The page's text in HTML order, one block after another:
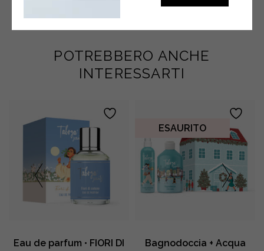
POTREBBERO ANCHE
INTERESSARTI
Eau de parfum • FIORI DI
ESAURITO
Bagnodoccia + Acqua